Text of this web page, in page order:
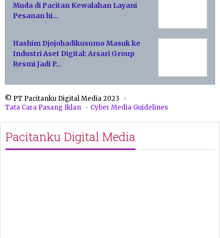
Muda di Pacitan Kewalahan Layani
Pesanan hi…
Hashim Djojohadikusumo Masuk ke
Industri Aset Digital: Arsari Group
Resmi Jadi P…
© PT Pacitanku Digital Media 2023
Tata Cara Pasang Iklan
Cyber Media Guidelines
Pacitanku Digital Media